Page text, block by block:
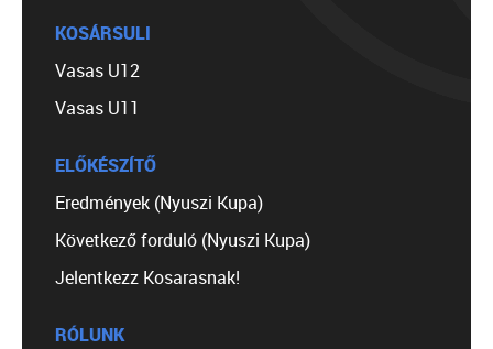
KOSÁRSULI
Vasas U12
Vasas U11
ELŐKÉSZÍTŐ
Eredmények (Nyuszi Kupa)
Következő forduló (Nyuszi Kupa)
Jelentkezz Kosarasnak!
RÓLUNK